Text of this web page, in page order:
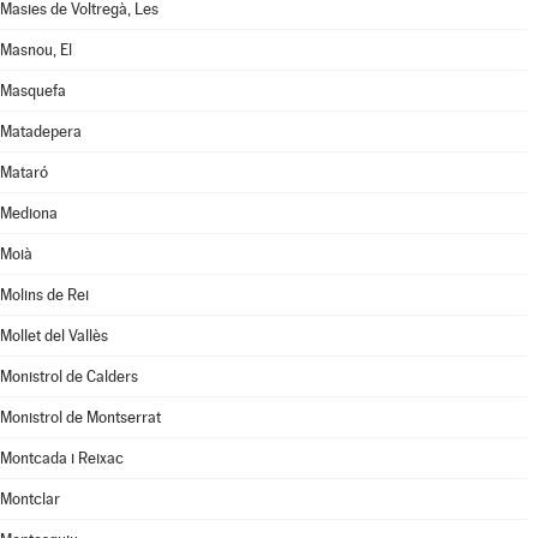
Masies de Voltregà, Les
Masnou, El
Masquefa
Matadepera
Mataró
Mediona
Moià
Molins de Rei
Mollet del Vallès
Monistrol de Calders
Monistrol de Montserrat
Montcada i Reixac
Montclar